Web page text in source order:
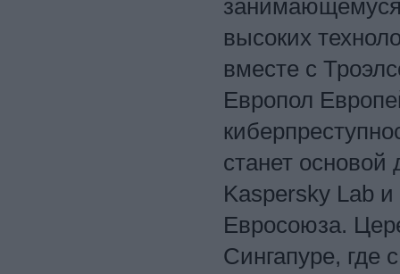
высоких
вместе с
Европол
станет основой
Kaspersky Lab и
Евросоюза.
Сингапуре, где